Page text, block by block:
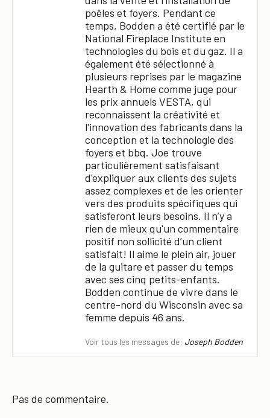
poêles et foyers. Pendant ce
temps, Bodden a été certifié par le
National Fireplace Institute en
technologies du bois et du gaz. Il a
également été sélectionné à
plusieurs reprises par le magazine
Hearth & Home comme juge pour
les prix annuels VESTA, qui
reconnaissent la créativité et
l'innovation des fabricants dans la
conception et la technologie des
foyers et bbq. Joe trouve
particulièrement satisfaisant
d'expliquer aux clients des sujets
assez complexes et de les orienter
vers des produits spécifiques qui
satisferont leurs besoins. Il n’y a
rien de mieux qu'un commentaire
positif non sollicité d’un client
satisfait! Il aime le plein air, jouer
de la guitare et passer du temps
avec ses cinq petits-enfants.
Bodden continue de vivre dans le
centre-nord du Wisconsin avec sa
femme depuis 46 ans.
Voir tous les messages de: Joseph Bodden
Pas de commentaire.
×